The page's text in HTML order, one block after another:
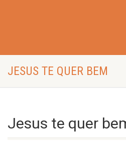
JESUS TE QUER BEM
Jesus te quer